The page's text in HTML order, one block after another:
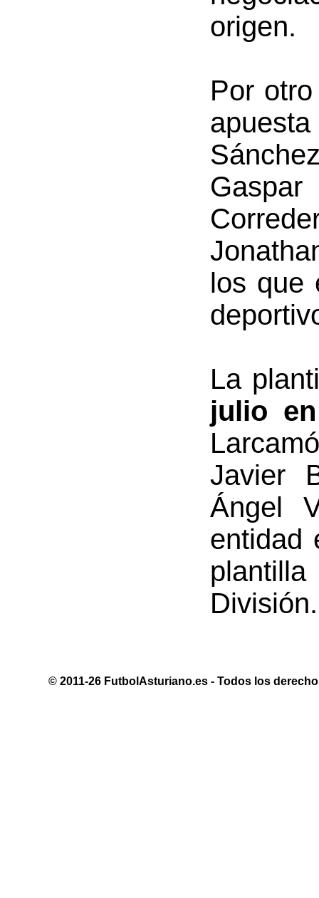
origen.
Por
los que
La
julio
Javier
Ángel
entidad
División.
© 2011-26 FutbolAsturiano.es - Todos los